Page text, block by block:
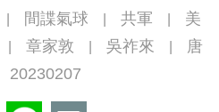
間諜氣球 共軍
美
章家敦 吳祚來
唐
20230207